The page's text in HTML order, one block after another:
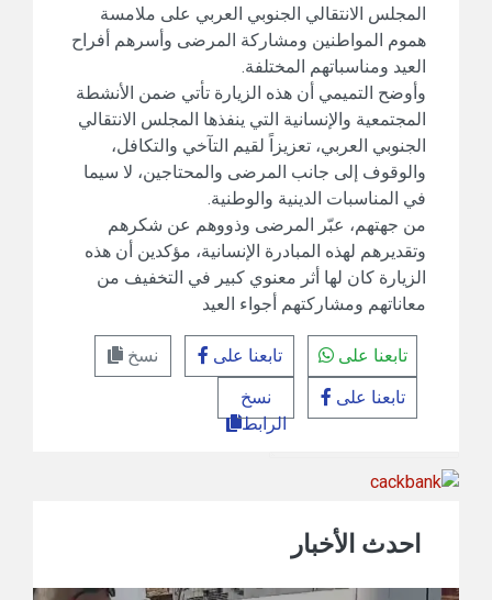
المجلس الانتقالي الجنوبي العربي على ملامسة
هموم المواطنين ومشاركة المرضى وأسرهم أفراح
العيد ومناسباتهم المختلفة.
وأوضح التميمي أن هذه الزيارة تأتي ضمن الأنشطة
المجتمعية والإنسانية التي ينفذها المجلس الانتقالي
الجنوبي العربي، تعزيزاً لقيم التآخي والتكافل،
والوقوف إلى جانب المرضى والمحتاجين، لا سيما
في المناسبات الدينية والوطنية.
من جهتهم، عبّر المرضى وذووهم عن شكرهم
وتقديرهم لهذه المبادرة الإنسانية، مؤكدين أن هذه
الزيارة كان لها أثر معنوي كبير في التخفيف من
معاناتهم ومشاركتهم أجواء العيد
تابعنا على تابعنا على
نسخ
تابعنا على
نسخ
الرابط
احدث الأخبار